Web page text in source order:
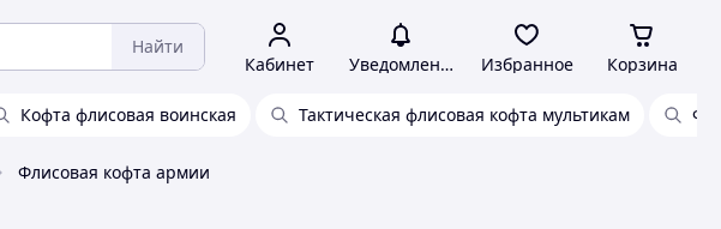
Найти
Кабинет Уведомления Избранное Корзина
Кофта флисовая воинская Тактическая флисовая кофта мультикам
Флисовая кофта армии